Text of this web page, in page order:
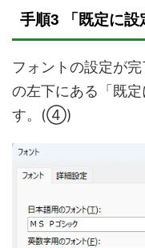
手順3 「既定に設
フォントの設定が
の左下にある「既
す。(④)